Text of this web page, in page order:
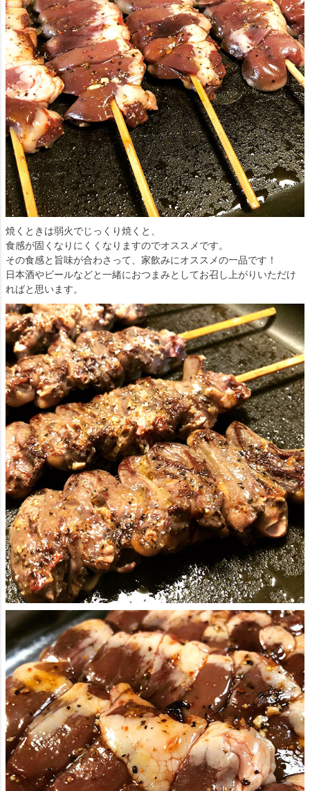
焼くときは弱火でじっくり焼くと、
食感が固くなりにくくなりますのでオススメです。
その食感と旨味が合わさって、家飲みにオススメの一品です！
日本酒やビールなどと一緒におつまみとしてお召し上がりいただけ
ればと思います。